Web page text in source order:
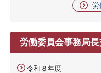
労
労働委員会事務局
令和８年度